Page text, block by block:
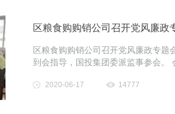
区粮食购购销公司召开党风廉政
区粮食购购销公司召开党风廉政专
到会指导，国投集团委派监事参会。
2020-06-17 14777